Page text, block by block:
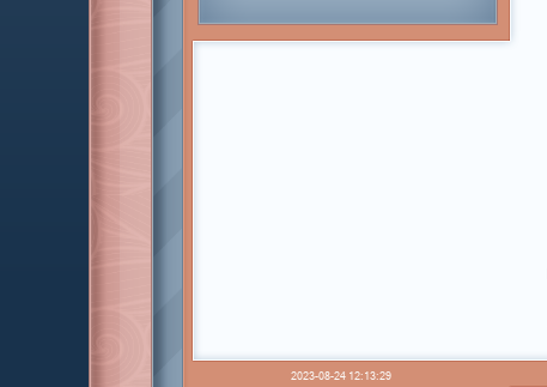
2023-08-24 12:13:29